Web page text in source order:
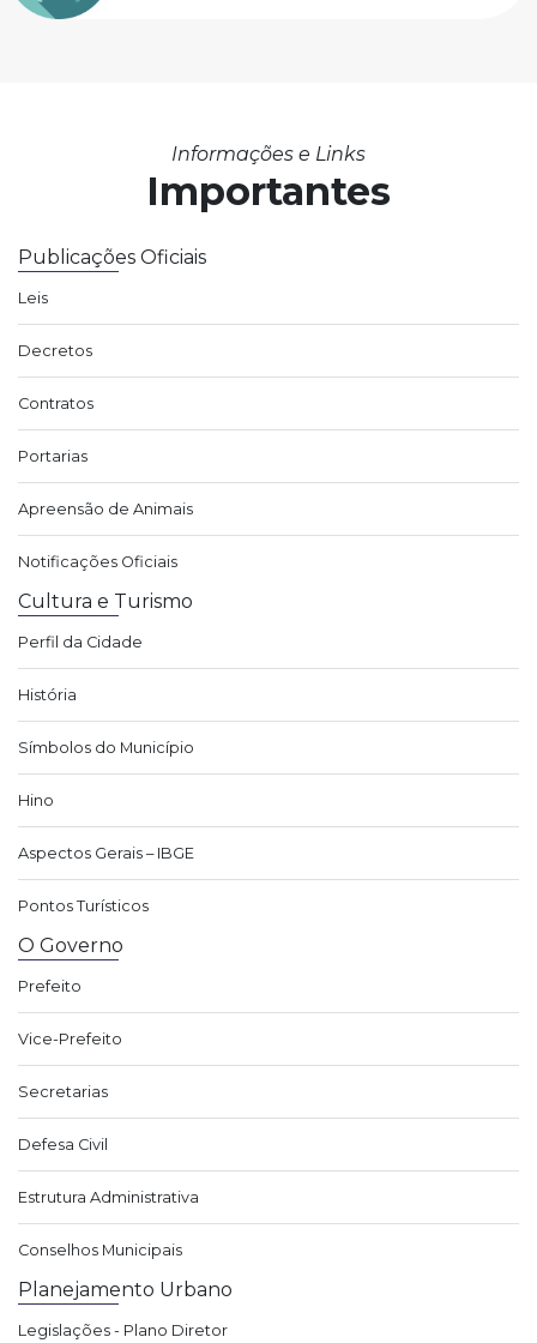
Informações e Links
Importantes
Publicações Oficiais
Leis
Decretos
Contratos
Portarias
Apreensão de Animais
Notificações Oficiais
Cultura e Turismo
Perfil da Cidade
História
Símbolos do Município
Hino
Aspectos Gerais – IBGE
Pontos Turísticos
O Governo
Prefeito
Vice-Prefeito
Secretarias
Defesa Civil
Estrutura Administrativa
Conselhos Municipais
Planejamento Urbano
Legislações - Plano Diretor